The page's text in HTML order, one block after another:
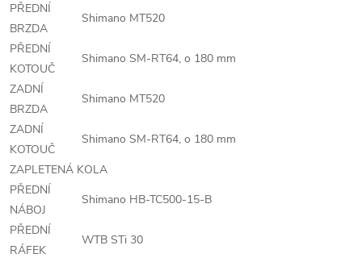
PŘEDNÍ
BRZDA
Shimano MT520
PŘEDNÍ
KOTOUČ
Shimano SM-RT64, o 180 mm
ZADNÍ
BRZDA
Shimano MT520
ZADNÍ
KOTOUČ
Shimano SM-RT64, o 180 mm
ZAPLETENÁ KOLA
PŘEDNÍ
NÁBOJ
Shimano HB-TC500-15-B
PŘEDNÍ
RÁFEK
WTB STi 30